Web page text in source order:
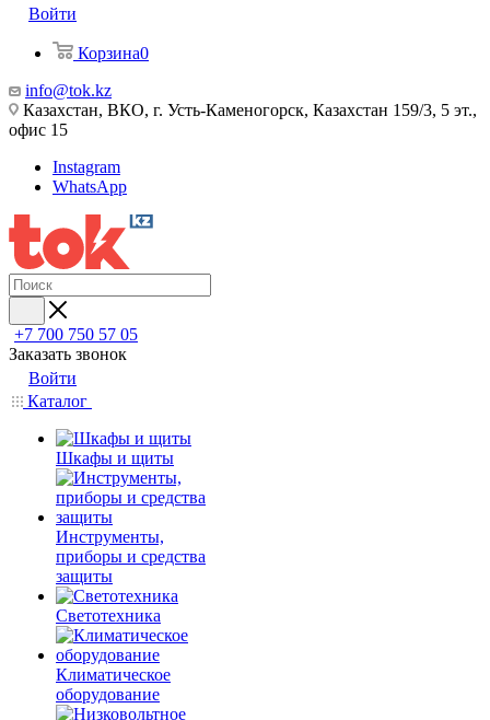
Войти
Корзина0
info@tok.kz
Казахстан, ВКО, г. Усть-Каменогорск, Казахстан 159/3, 5 эт.,
офис 15
Instagram
WhatsApp
+7 700 750 57 05
Заказать звонок
Войти
Каталог
Шкафы и щиты
Инструменты,
приборы и средства
защиты
Светотехника
Климатическое
оборудование